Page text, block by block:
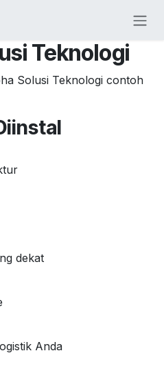
Teknologi
Solusi Teknologi contoh
dekat
Anda